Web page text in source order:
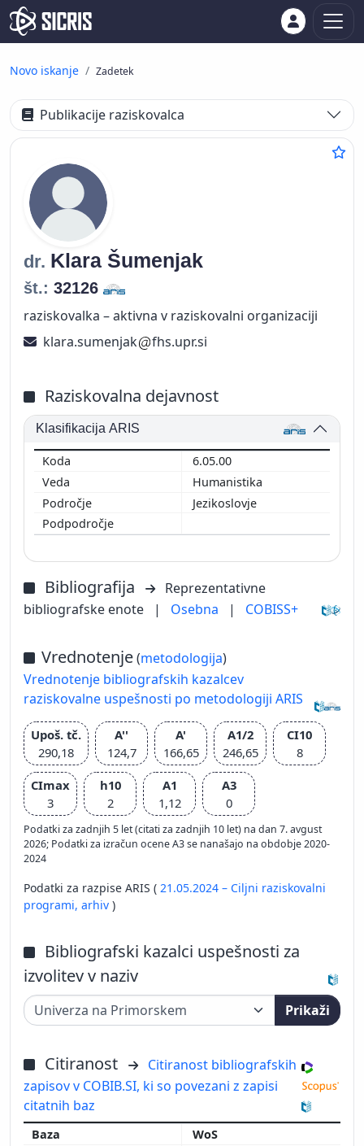
Novo iskanje Zadetek
Publikacije raziskovalca
dr. Klara Šumenjak
št.: 32126
raziskovalka – aktivna v raziskovalni organizaciji
klara.sumenjak
fhs.upr.si
Raziskovalna dejavnost
Klasifikacija ARIS
6.05.00
Humanistika
Jezikoslovje
Bibliografija
Reprezentativne
bibliografske enote
| Osebna | COBISS+
Vrednotenje(metodologija)
Vrednotenje bibliografskih kazalcev
raziskovalne uspešnosti po metodologiji ARIS
Upoš. tč.
290,18
A''
124,7
A'
166,65
A1/2
246,65
CI10
8
CImax
3
h10
2
A1
1,12
A3
0
Podatki za zadnjih 5 let (citati za zadnjih 10 let) na dan 7. avgust
2026; Podatki za izračun ocene A3 se nanašajo na obdobje 2020-
2024
Podatki za razpise ARIS ( 21.05.2024 – Ciljni raziskovalni
programi, arhiv )
Bibliografski kazalci uspešnosti za
izvolitev v naziv
Prikaži
Citiranost
Citiranost bibliografskih
zapisov v COBIB.SI, ki so povezani z zapisi
citatnih baz
WoS